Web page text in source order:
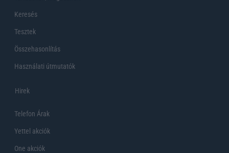
Keresés
Tesztek
Összehasonlítás
Használati útmutatók
Hirek
Telefon Árak
Yettel akciók
One akciók